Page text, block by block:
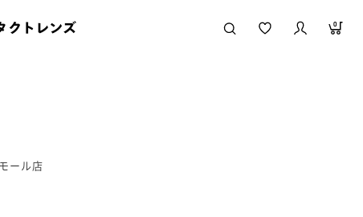
クトレンズ 0
ール店